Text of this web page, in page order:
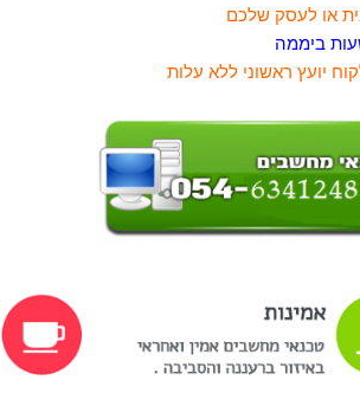
או לעסק שלכם
יועץ ראשוני ללא עלות